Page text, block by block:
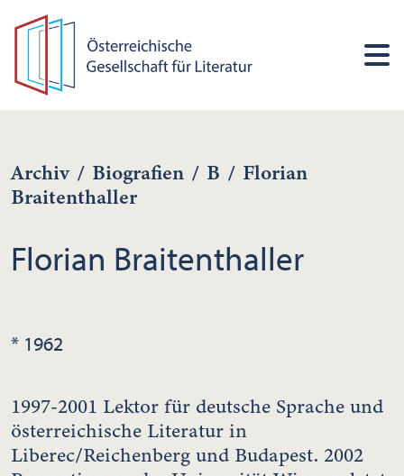
Archiv / Biografien / B / Florian
Braitenthaller
Florian Braitenthaller
* 1962
1997-2001 Lektor für deutsche Sprache und
österreichische Literatur in
Liberec/Reichenberg und Budapest. 2002